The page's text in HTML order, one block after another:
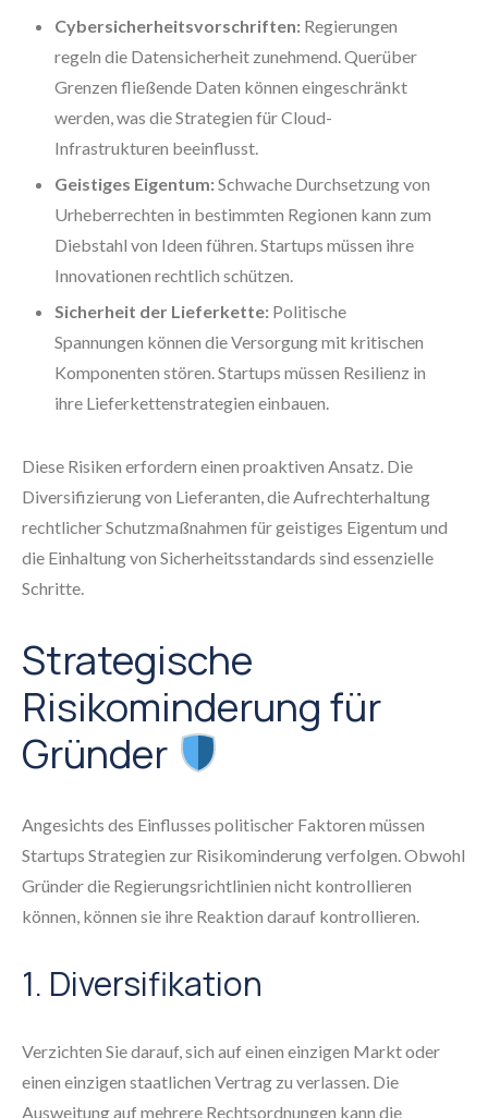
Cybersicherheitsvorschriften: Regierungen
regeln die Datensicherheit zunehmend. Querüber
Grenzen fließende Daten können eingeschränkt
werden, was die Strategien für Cloud-
Infrastrukturen beeinflusst.
Geistiges Eigentum:Schwache Durchsetzung von
Urheberrechten in bestimmten Regionen kann zum
Diebstahl von Ideen führen. Startups müssen ihre
Innovationen rechtlich schützen.
Sicherheit der Lieferkette: Politische
Spannungen können die Versorgung mit kritischen
Komponenten stören. Startups müssen Resilienz in
ihre Lieferkettenstrategien einbauen.
Diese Risiken erfordern einen proaktiven Ansatz. Die
Diversifizierung von Lieferanten, die Aufrechterhaltung
rechtlicher Schutzmaßnahmen für geistiges Eigentum und
die Einhaltung von Sicherheitsstandards sind essenzielle
Schritte.
Strategische
Risikominderung für
Gründer
Angesichts des Einflusses politischer Faktoren müssen
Startups Strategien zur Risikominderung verfolgen. Obwohl
Gründer die Regierungsrichtlinien nicht kontrollieren
können, können sie ihre Reaktion darauf kontrollieren.
1. Diversifikation
Verzichten Sie darauf, sich auf einen einzigen Markt oder
einen einzigen staatlichen Vertrag zu verlassen. Die
Ausweitung auf mehrere Rechtsordnungen kann die